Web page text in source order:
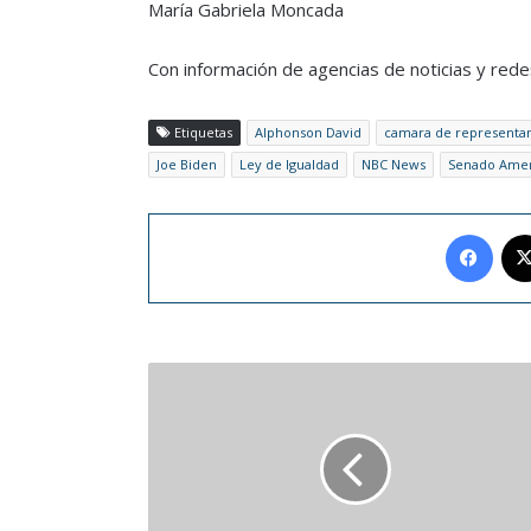
María Gabriela Moncada
Con información de agencias de noticias y
Etiquetas Alphonson David camara de
Joe Biden
Ley de Igualdad NBC News Senado